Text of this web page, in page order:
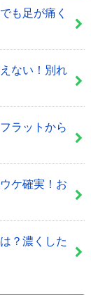
も足が痛く
ない！別れ
ラットから
ケ確実！お
？濃くした